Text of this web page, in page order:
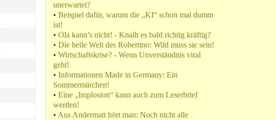
unerwartet?
• Beispiel dafür, warum die „KI“ schon mal dumm
ist!
• Ola kann’s nicht! - Knallt es bald richtig kräftig?
• Die heile Welt des Robertino: Wild muss sie sein!
• Wirtschaftskrise? - Wenn Unverständnis viral
geht!
• Informationen Made in Germany: Ein
Sommermärchen!
• Eine „Implosion“ kann auch zum Leserbrief
werden!
• Aus Andermatt hört man: Noch nicht alle